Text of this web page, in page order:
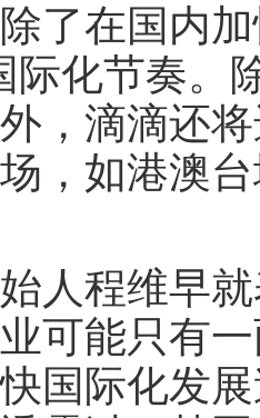
在国内加
际化节奏。
，滴滴还
，如港澳
程维早就
可能只有
国际化发